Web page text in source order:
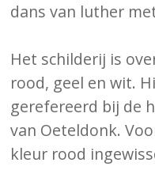
dans van luther
Het schilderij is
rood, geel en wit.
gerefereerd bij de
van Oeteldonk.
kleur rood